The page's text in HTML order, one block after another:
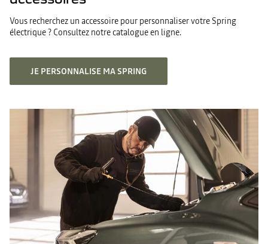
Vous recherchez un accessoire pour personnaliser votre Spring
électrique ? Consultez notre catalogue en ligne.
JE PERSONNALISE MA SPRING